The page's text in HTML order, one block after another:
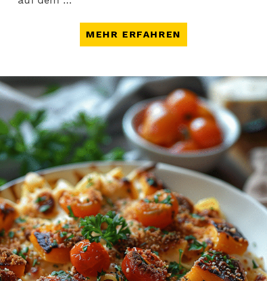
MEHR ERFAHREN